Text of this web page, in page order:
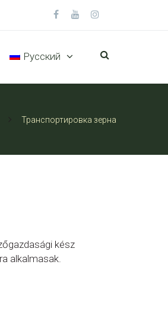
Русский
Транспортировка зерна
kész
alkalmasak.